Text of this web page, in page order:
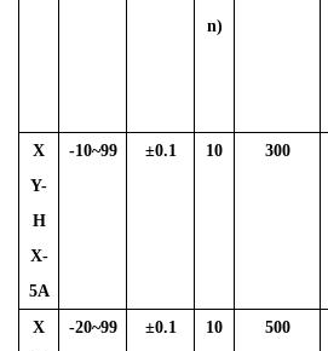
n)
X
Y-
H
X-
5A
-10~99 ±0.1 10 300
X
-20~99 ±0.1 10 500